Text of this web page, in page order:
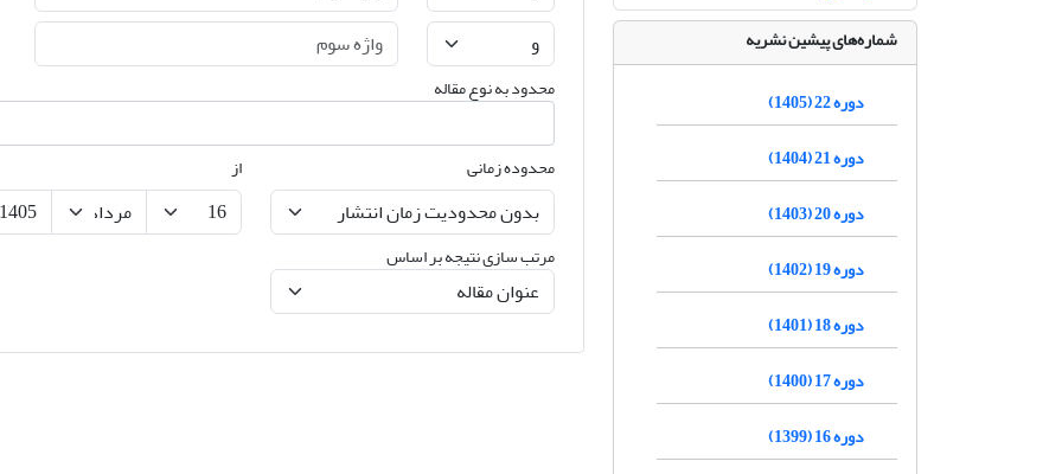
محدود به نوع مقاله
محدوده زمانی از
مرتب سازی نتیجه بر اساس
شماره‌های پیشین نشریه
دوره 22 (1405)
دوره 21 (1404)
دوره 20 (1403)
دوره 19 (1402)
دوره 18 (1401)
دوره 17 (1400)
دوره 16 (1399)